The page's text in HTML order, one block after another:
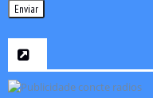
Enviar